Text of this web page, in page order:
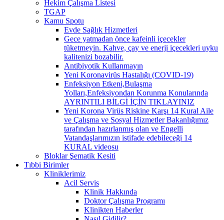
Hekim Çalışma Listesi
TGAP
Kamu Spotu
Evde Sağlık Hizmetleri
Gece yatmadan önce kafeinli içecekler
tüketmeyin. Kahve, çay ve enerji içecekleri uyku
kalitenizi bozabilir.
Antibiyotik Kullanmayın
Yeni Koronavirüs Hastalığı (COVID-19)
Enfeksiyon Etkeni,Bulaşma
Yolları,Enfeksiyondan Korunma Konularında
AYRINTILI BİLGİ İÇİN TIKLAYINIZ
Yeni Korona Virüs Riskine Karşı 14 Kural Aile
ve Çalışma ve Sosyal Hizmetler Bakanlığımız
tarafından hazırlanmış olan ve Engelli
Vatandaşlarımızın istifade edebileceği 14
KURAL videosu
Bloklar Şematik Kesiti
Tıbbi Birimler
Kliniklerimiz
Acil Servis
Klinik Hakkında
Doktor Çalışma Programı
Klinikten Haberler